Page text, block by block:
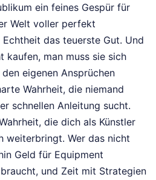
ein feines Gespür für
Welt voller perfekt
das teuerste Gut. Und
kaufen, man muss sie sich
eigenen Ansprüchen
Wahrheit, die niemand
schnellen Anleitung sucht.
die dich als Künstler
weiterbringt. Wer das nicht
Geld für Equipment
und Zeit mit Strategien